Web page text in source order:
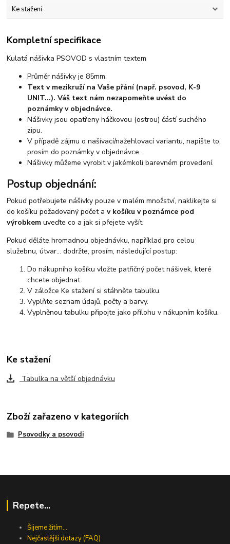
Ke stažení
Kompletní specifikace
Kulatá nášivka PSOVOD s vlastním textem
Průměr nášivky je 85mm.
Text v mezikruží na Vaše přání (např. psovod, K-9
UNIT...). Váš text nám nezapomeňte uvést do
poznámky v objednávce.
Nášivky jsou opatřeny háčkovou (ostrou) částí suchého
zipu.
V případě zájmu o našívací/nažehlovací variantu, napište to,
prosím do poznámky v objednávce.
Nášivky můžeme vyrobit v jakémkoli barevném provedení.
Postup objednání:
Pokud potřebujete nášivky pouze v malém množství, naklikejte si
do košíku požadovaný počet av košíku v poznámce pod
výrobkemuveďte co a jak si přejete vyšít.
Pokud děláte hromadnou objednávku, například pro celou
služebnu, útvar... dodržte, prosím, následující postup:
Do nákupního košíku vložte patřičný počet nášivek, které
chcete objednat.
V záložce Ke stažení si stáhněte tabulku.
Vyplňte seznam údajů, počty a barvy.
Vyplněnou tabulku připojte jako přílohu v nákupním košíku.
Ke stažení
Tabulka na větší objednávku
Zboží zařazeno v kategoriích
Psovodky a psovodi
Repete...
Šijeme žitím...
Nejčastější dotazy (FAQ)